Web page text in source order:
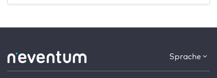
Sprache